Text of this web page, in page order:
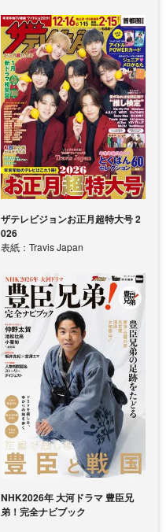
ザテレビジョンお正月超特大号 2
026
表紙：Travis Japan
NHK2026年 大河ドラマ 豊臣兄
弟！完全ナビブック